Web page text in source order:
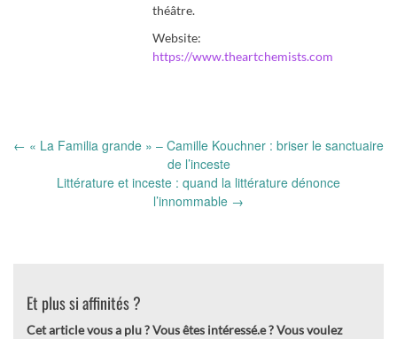
théâtre.
Website:
https://www.theartchemists.com
Post
← « La Familia grande » – Camille Kouchner : briser le sanctuaire
de l’inceste
Littérature et inceste : quand la littérature dénonce
l’innommable →
Et plus si affinités ?
Cet article vous a plu ? Vous êtes intéressé.e ?Vous voulez